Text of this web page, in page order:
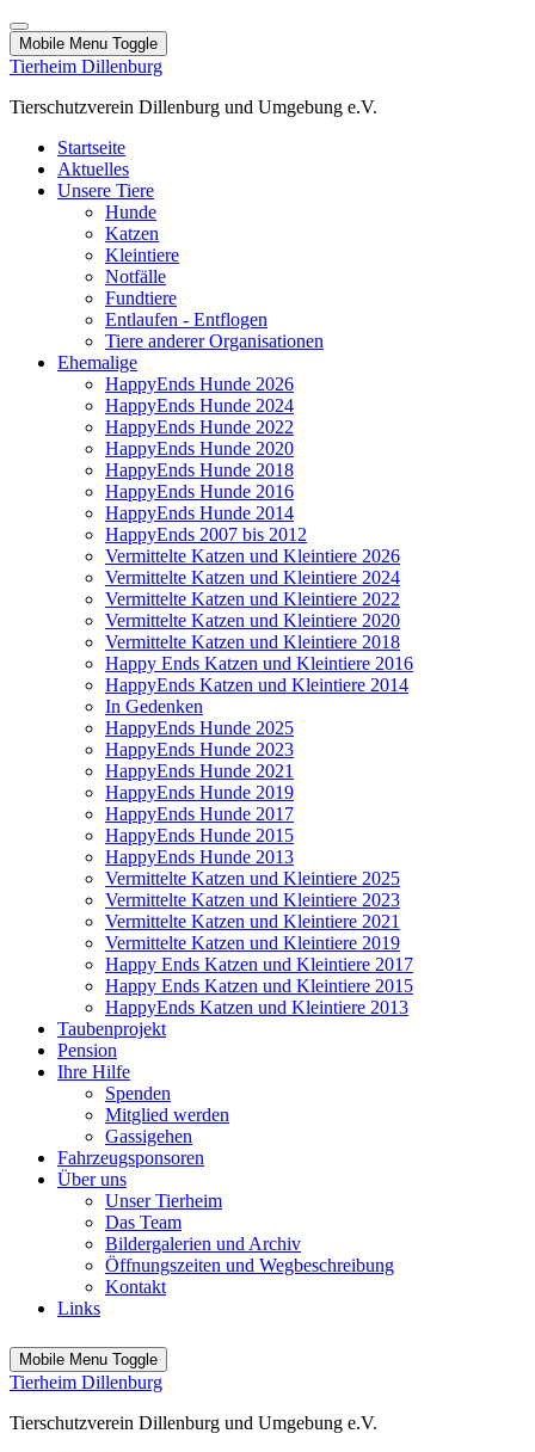
Mobile Menu Toggle
Tierheim Dillenburg
Tierschutzverein Dillenburg und Umgebung e.V.
Startseite
Aktuelles
Unsere Tiere
Hunde
Katzen
Kleintiere
Notfälle
Fundtiere
Entlaufen - Entflogen
Tiere anderer Organisationen
Ehemalige
HappyEnds Hunde 2026
HappyEnds Hunde 2024
HappyEnds Hunde 2022
HappyEnds Hunde 2020
HappyEnds Hunde 2018
HappyEnds Hunde 2016
HappyEnds Hunde 2014
HappyEnds 2007 bis 2012
Vermittelte Katzen und Kleintiere 2026
Vermittelte Katzen und Kleintiere 2024
Vermittelte Katzen und Kleintiere 2022
Vermittelte Katzen und Kleintiere 2020
Vermittelte Katzen und Kleintiere 2018
Happy Ends Katzen und Kleintiere 2016
HappyEnds Katzen und Kleintiere 2014
In Gedenken
HappyEnds Hunde 2025
HappyEnds Hunde 2023
HappyEnds Hunde 2021
HappyEnds Hunde 2019
HappyEnds Hunde 2017
HappyEnds Hunde 2015
HappyEnds Hunde 2013
Vermittelte Katzen und Kleintiere 2025
Vermittelte Katzen und Kleintiere 2023
Vermittelte Katzen und Kleintiere 2021
Vermittelte Katzen und Kleintiere 2019
Happy Ends Katzen und Kleintiere 2017
Happy Ends Katzen und Kleintiere 2015
HappyEnds Katzen und Kleintiere 2013
Taubenprojekt
Pension
Ihre Hilfe
Spenden
Mitglied werden
Gassigehen
Fahrzeugsponsoren
Über uns
Unser Tierheim
Das Team
Bildergalerien und Archiv
Öffnungszeiten und Wegbeschreibung
Kontakt
Links
Mobile Menu Toggle
Tierheim Dillenburg
Tierschutzverein Dillenburg und Umgebung e.V.